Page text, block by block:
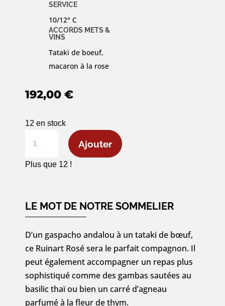
SERVICE
10/12° C
ACCORDS METS &
VINS
Tataki de boeuf,
macaron à la rose
192,00 €
12 en stock
Magnum
Rosé
-
150cl
Ajouter
Plus que 12 !
LE MOT DE NOTRE SOMMELIER
D’un gaspacho andalou à un tataki de bœuf,
ce Ruinart Rosé sera le parfait compagnon. Il
peut également accompagner un repas plus
sophistiqué comme des gambas sautées au
basilic thaï ou bien un carré d’agneau
parfumé à la fleur de thym.